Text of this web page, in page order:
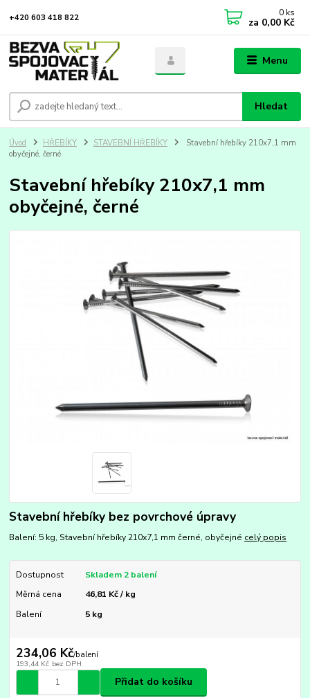
Menu
Hledat
+420 603 418 822 0 ks
za 0,00 Kč
Úvod HŘEBÍKY STAVEBNÍ HŘEBÍKY
Stavební hřebíky 210x7,1 mm
obyčejné, černé
Stavební hřebíky 210x7,1 mm
obyčejné, černé
Stavební hřebíky bez povrchové úpravy
Balení: 5 kg, Stavební hřebíky 210x7,1 mm černé, obyčejné celý popis
Dostupnost
Skladem 2 balení
Měrná cena
46,81 Kč / kg
Balení
5 kg
234,06 Kč/balení
193,44 Kč bez DPH
Přidat do košíku